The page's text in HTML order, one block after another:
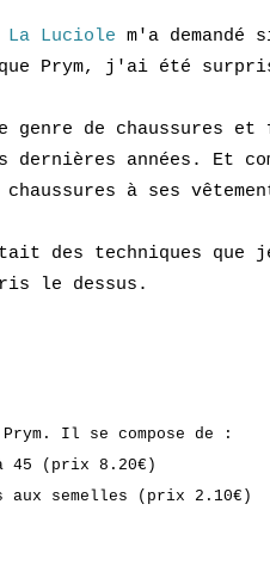
La Luciole m'a
Prym, j'ai été
de chaussures et
dernières années. Et
à ses
des techniques que
le dessus.
Il se compose de :
45 (prix 8.20€)
aux semelles (prix 2.10€)